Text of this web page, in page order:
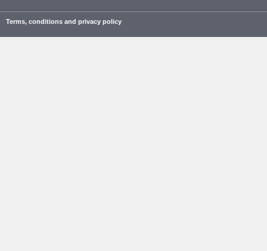
Terms, conditions and privacy policy